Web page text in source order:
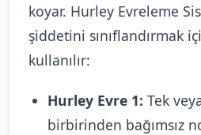
koyar. Hurley Evreleme
şiddetini sınıflandırmak
kullanılır:
Hurley Evre 1: Tek
birbirinden bağımsız